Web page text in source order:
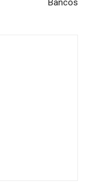
Bancos